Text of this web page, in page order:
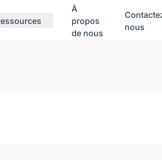
À
propos
de nous
nous